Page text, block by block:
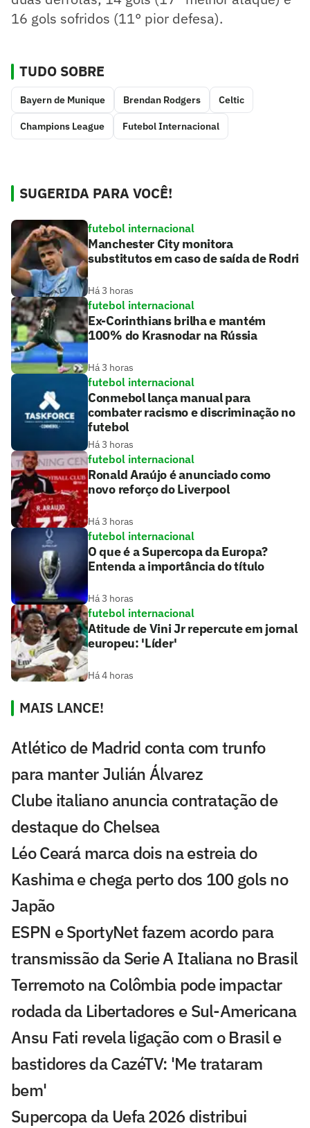
16 gols sofridos (11° pior defesa).
TUDO SOBRE
Bayern de Munique Brendan Rodgers Celtic
Champions League Futebol Internacional
SUGERIDA PARA VOCÊ!
futebol internacional
Manchester City monitora
substitutos em caso de saída de Rodri
Há 3 horas
futebol internacional
Ex-Corinthians brilha e mantém
100% do Krasnodar na Rússia
Há 3 horas
futebol internacional
Conmebol lança manual para
combater racismo e discriminação no
futebol
Há 3 horas
futebol internacional
Ronald Araújo é anunciado como
novo reforço do Liverpool
Há 3 horas
futebol internacional
O que é a Supercopa da Europa?
Entenda a importância do título
Há 3 horas
futebol internacional
Atitude de Vini Jr repercute em jornal
europeu: 'Líder'
Há 4 horas
MAIS LANCE!
Atlético de Madrid conta com trunfo
para manter Julián Álvarez
Clube italiano anuncia contratação de
destaque do Chelsea
Léo Ceará marca dois na estreia do
Kashima e chega perto dos 100 gols no
Japão
ESPN e SportyNet fazem acordo para
transmissão da Serie A Italiana no Brasil
Terremoto na Colômbia pode impactar
rodada da Libertadores e Sul-Americana
Ansu Fati revela ligação com o Brasil e
bastidores da CazéTV: 'Me trataram
bem'
Supercopa da Uefa 2026 distribui